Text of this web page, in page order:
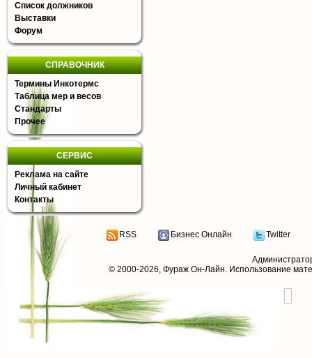
Список должников
Выставки
Форум
СПРАВОЧНИК
Термины Инкотермс
Таблица мер и весов
Стандарты
Прочее
СЕРВИС
Реклама на сайте
Личный кабинет
Контакты
RSS Бизнес Онлайн Twitter
© 2000-2026, Фураж Он-Лайн. Использование